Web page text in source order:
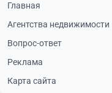
Главная
Агентства недвижимости
Вопрос-ответ
Реклама
Карта сайта